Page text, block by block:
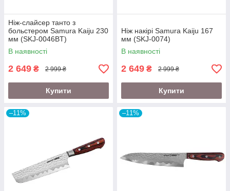
Ніж-слайсер танто з
больстером Samura Kaiju 230
мм (SKJ-0046BT)
В наявності
2 649 ₴ 2 999 ₴
Купити
Ніж накірі Samura Kaiju 167
мм (SKJ-0074)
В наявності
2 649 ₴ 2 999 ₴
Купити
–11% –11%